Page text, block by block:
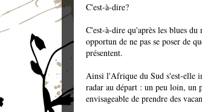
C'est-à-dire?
C'est-à-dire qu'après les blues
opportun de ne pas se poser de
présentent.
Ainsi l'Afrique du Sud s'est-elle
radar au départ : un peu loin, un
envisageable de prendre des